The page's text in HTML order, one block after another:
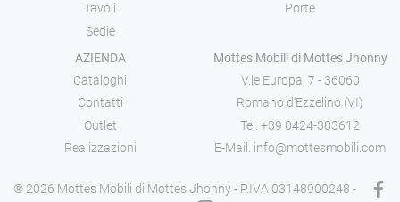
Tavoli
Sedie
Porte
AZIENDA
Cataloghi
Contatti
Outlet
Realizzazioni
Mottes Mobili di Mottes Jhonny
V.le Europa, 7 - 36060
Romano d'Ezzelino (VI)
Tel. +39 0424-383612
E-Mail. info@mottesmobili.com
® 2026 Mottes Mobili di Mottes Jhonny - P.IVA 03148900248 -